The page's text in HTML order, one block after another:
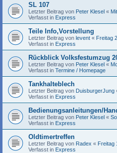
SL 107
Letzter Beitrag von Peter Klesel «
Verfasst in Express
Teile Info,Vorstellung
Letzter Beitrag von levent « Freitag
Verfasst in Express
Rückblick Volksfestumzug
Letzter Beitrag von Peter Klesel «
Verfasst in Termine / Homepage
Tankhalteblech
Letzter Beitrag von DuisburgerJung
Verfasst in Express
Bedienungsanleitungen/
Letzter Beitrag von Peter Klesel «
Verfasst in Express
Oldtimertreffen
Letzter Beitrag von Radex « Freitag
Verfasst in Express